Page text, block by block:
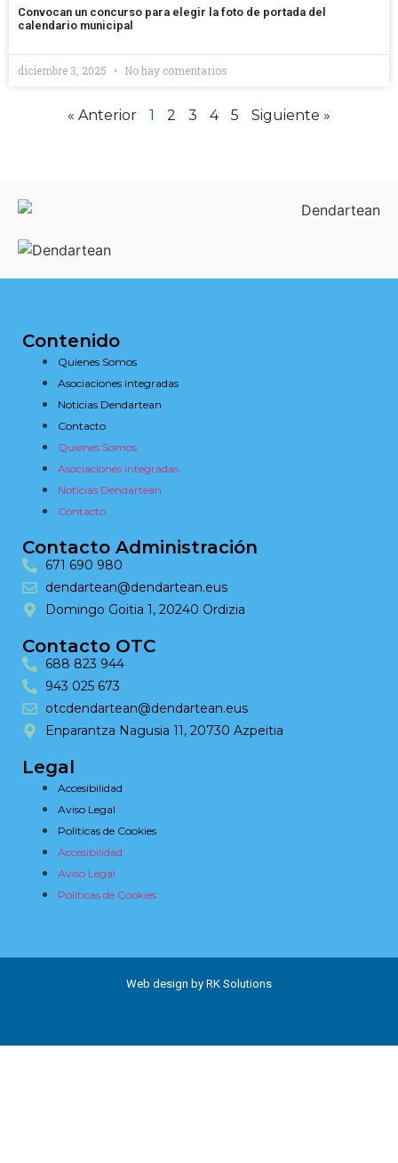
Convocan un concurso para elegir la foto de portada del
calendario municipal
diciembre 3, 2025 No hay comentarios
« Anterior 1 2 3 4 5 Siguiente »
Contenido
Quienes Somos
Asociaciones integradas
Noticias Dendartean
Contacto
Quienes Somos
Asociaciones integradas
Noticias Dendartean
Contacto
Contacto Administración
671 690 980
dendartean@dendartean.eus
Domingo Goitia 1, 20240 Ordizia
Contacto OTC
688 823 944
943 025 673
otcdendartean@dendartean.eus
Enparantza Nagusia 11, 20730 Azpeitia
Legal
Accesibilidad
Aviso Legal
Politicas de Cookies
Accesibilidad
Aviso Legal
Politicas de Cookies
Web design by RK Solutions